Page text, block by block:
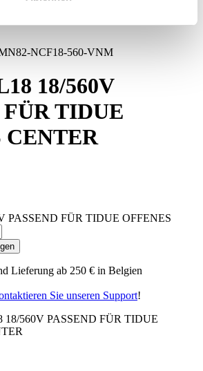
NCF18-560-VNM
18/560V
FÜR TIDUE
CENTER
PASSEND FÜR TIDUE OFFENES
Lieferung ab 250 € in Belgien
Sie unseren Support!